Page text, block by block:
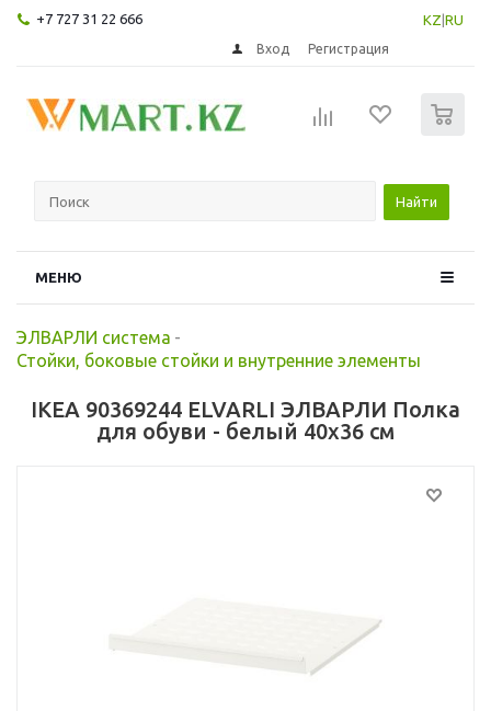
+7 727 31 22 666 KZ RU
Вход Регистрация
Найти
МЕНЮ
ЭЛВАРЛИ система -
Стойки, боковые стойки и внутренние элементы
IKEA 90369244 ELVARLI ЭЛВАРЛИ Полка
для обуви - белый 40x36 см